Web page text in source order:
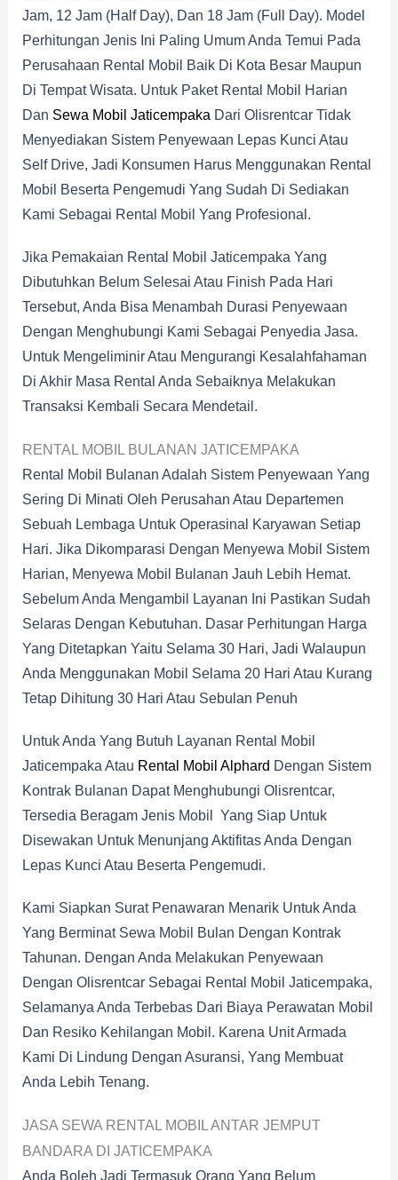
Jam, 12 Jam (half Day), Dan 18 Jam (full Day). Model
Perhitungan Jenis Ini Paling Umum Anda Temui Pada
Perusahaan Rental Mobil Baik Di Kota Besar Maupun
Di Tempat Wisata. Untuk Paket Rental Mobil Harian
Dan Sewa Mobil Jaticempaka Dari Olisrentcar Tidak
Menyediakan Sistem Penyewaan Lepas Kunci Atau
Self Drive, Jadi Konsumen Harus Menggunakan Rental
Mobil Beserta Pengemudi Yang Sudah Di Sediakan
Kami Sebagai Rental Mobil Yang Profesional.
Jika Pemakaian Rental Mobil Jaticempaka Yang
Dibutuhkan Belum Selesai Atau Finish Pada Hari
Tersebut, Anda Bisa Menambah Durasi Penyewaan
Dengan Menghubungi Kami Sebagai Penyedia Jasa.
Untuk Mengeliminir Atau Mengurangi Kesalahfahaman
Di Akhir Masa Rental Anda Sebaiknya Melakukan
Transaksi Kembali Secara Mendetail.
RENTAL MOBIL BULANAN JATICEMPAKA
Rental Mobil Bulanan Adalah Sistem Penyewaan Yang
Sering Di Minati Oleh Perusahan Atau Departemen
Sebuah Lembaga Untuk Operasinal Karyawan Setiap
Hari. Jika Dikomparasi Dengan Menyewa Mobil Sistem
Harian, Menyewa Mobil Bulanan Jauh Lebih Hemat.
Sebelum Anda Mengambil Layanan Ini Pastikan Sudah
Selaras Dengan Kebutuhan. Dasar Perhitungan Harga
Yang Ditetapkan Yaitu Selama 30 Hari, Jadi Walaupun
Anda Menggunakan Mobil Selama 20 Hari Atau Kurang
Tetap Dihitung 30 Hari Atau Sebulan Penuh
Untuk Anda Yang Butuh Layanan Rental Mobil
Jaticempaka Atau Rental Mobil Alphard Dengan Sistem
Kontrak Bulanan Dapat Menghubungi Olisrentcar,
Tersedia Beragam Jenis Mobil Yang Siap Untuk
Disewakan Untuk Menunjang Aktifitas Anda Dengan
Lepas Kunci Atau Beserta Pengemudi.
Kami Siapkan Surat Penawaran Menarik Untuk Anda
Yang Berminat Sewa Mobil Bulan Dengan Kontrak
Tahunan. Dengan Anda Melakukan Penyewaan
Dengan Olisrentcar Sebagai Rental Mobil Jaticempaka,
Selamanya Anda Terbebas Dari Biaya Perawatan Mobil
Dan Resiko Kehilangan Mobil. Karena Unit Armada
Kami Di Lindung Dengan Asuransi, Yang Membuat
Anda Lebih Tenang.
JASA SEWA RENTAL MOBIL ANTAR JEMPUT
BANDARA DI JATICEMPAKA
Anda Boleh Jadi Termasuk Orang Yang Belum